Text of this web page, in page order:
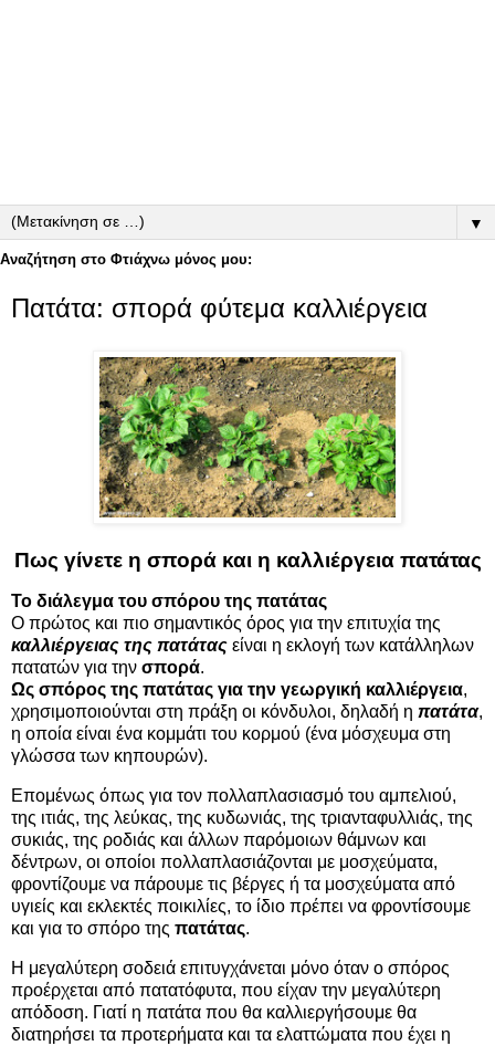
▼
Αναζήτηση στο Φτιάχνω μόνος μου:
Πατάτα: σπορά φύτεμα καλλιέργεια
Πως γίνετε η σπορά και η καλλιέργεια πατάτας
Το διάλεγμα του σπόρου της πατάτας
Ο πρώτος και πιο σημαντικός όρος για την επιτυχία της
καλλιέργειας της πατάτας είναι η εκλογή των κατάλληλων
πατατών για την σπορά.
Ως σπόρος της πατάτας για την γεωργική καλλιέργεια,
χρησιμοποιούνται στη πράξη οι κόνδυλοι, δηλαδή η πατάτα,
η οποία είναι ένα κομμάτι του κορμού (ένα μόσχευμα στη
γλώσσα των κηπουρών).
Επομένως όπως για τον πολλαπλασιασμό του αμπελιού,
της ιτιάς, της λεύκας, της κυδωνιάς, της τριανταφυλλιάς, της
συκιάς, της ροδιάς και άλλων παρόμοιων θάμνων και
δέντρων, οι οποίοι πολλαπλασιάζονται με μοσχεύματα,
φροντίζουμε να πάρουμε τις βέργες ή τα μοσχεύματα από
υγιείς και εκλεκτές ποικιλίες, το ίδιο πρέπει να φροντίσουμε
και για το σπόρο της πατάτας.
Η μεγαλύτερη σοδειά επιτυγχάνεται μόνο όταν ο σπόρος
προέρχεται από πατατόφυτα, που είχαν την μεγαλύτερη
απόδοση. Γιατί η πατάτα που θα καλλιεργήσουμε θα
διατηρήσει τα προτερήματα και τα ελαττώματα που έχει η